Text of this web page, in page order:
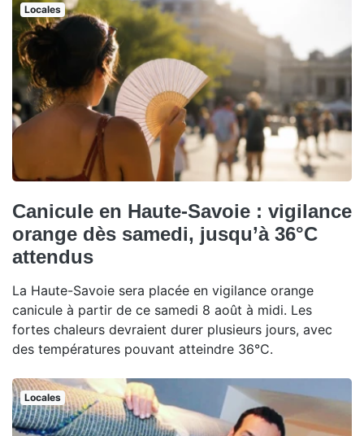
Locales
Canicule en Haute-Savoie : vigilance
orange dès samedi, jusqu’à 36°C
attendus
La Haute-Savoie sera placée en vigilance orange
canicule à partir de ce samedi 8 août à midi. Les
fortes chaleurs devraient durer plusieurs jours, avec
des températures pouvant atteindre 36°C.
Locales